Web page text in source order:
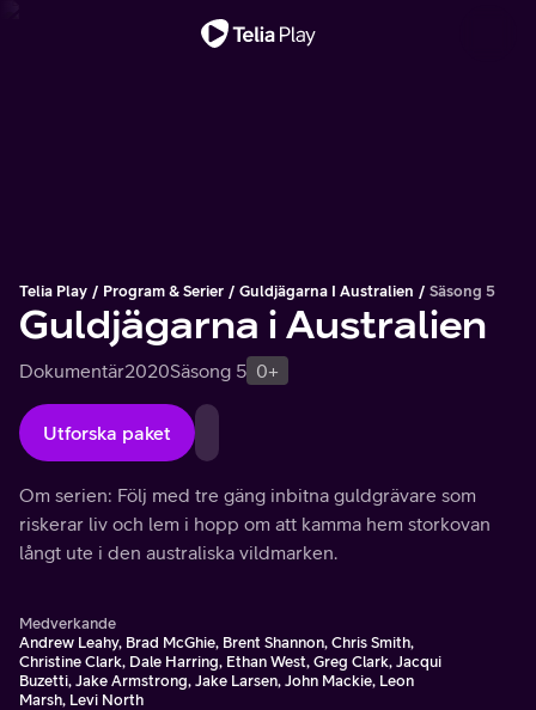
Telia Play Program & Serier Guldjägarna I Australien Säsong 5
Guldjägarna i Australien
Dokumentär2020Säsong 5 0+
Utforska paket
Om serien: Följ med tre gäng inbitna guldgrävare som
riskerar liv och lem i hopp om att kamma hem storkovan
långt ute i den australiska vildmarken.
Medverkande
Andrew Leahy, Brad McGhie, Brent Shannon, Chris Smith,
Christine Clark, Dale Harring, Ethan West, Greg Clark, Jacqui
Buzetti, Jake Armstrong, Jake Larsen, John Mackie, Leon
Marsh, Levi North